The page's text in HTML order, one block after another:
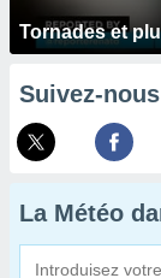
Tornades et
Suivez-nous
La Météo